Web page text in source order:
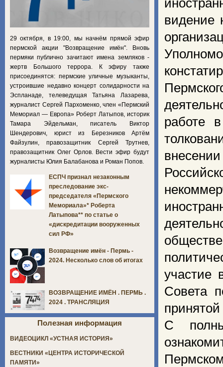
видение
работе
участие
Совета
С
29 октября, в 19:00, мы начнём прямой эфир
пермской акции "Возвращение имён". Вновь
пермяки публично зачитают имена земляков -
жертв Большого террора. К эфиру также
присоединятся: пермские уличные музыканты,
устроившие недавно концерт солидарности на
Эспланаде, телеведущая Татьяна Лазарева,
журналист Сергей Пархоменко, член «Пермский
Мемориал — Европа» Роберт Латыпов, историк
Тамара Эйдельман, писатель Виктор
Шендерович, юрист из Березников Артём
Файзулин, правозащитник Сергей Трутнев,
правозащитник Олег Орлов. Вести эфир будут
журналисты Юлия Балабанова и Роман Попов.
ЕСПЧ признал незаконным
преследование экс-
председателя «Пермского
Мемориала»* Роберта
Латыпова** по статье о
«дискредитации вооруженных
сил РФ»
Возвращение имён - Пермь -
2024. Несколько слов об итогах
ВОЗВРАЩЕНИЕ ИМЁН . ПЕРМЬ .
2024 . ТРАНСЛЯЦИЯ
Полезная информация
ВИДЕОЦИКЛ «УСТНАЯ ИСТОРИЯ»
ВЕСТНИКИ «ЦЕНТРА ИСТОРИЧЕСКОЙ
ПАМЯТИ»